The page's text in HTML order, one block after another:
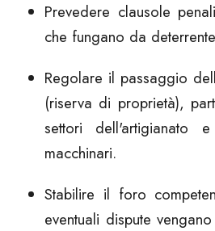
Prevedere clausole penali
che fungano da
Regolare il passaggio
(riserva di proprietà),
settori dell'artigianato
macchinari.
Stabilire il foro
eventuali dispute